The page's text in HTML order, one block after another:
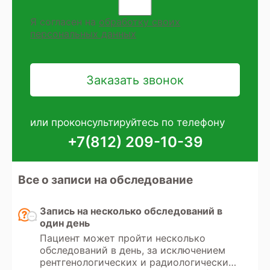
Я согласен на обработку своих
персональных данных
или проконсультируйтесь по телефону
+7(812) 209-10-39
Все о записи на обследование
Запись на несколько обследований в
один день
Пациент может пройти несколько
обследований в день, за исключением
рентгенологических и радиологических